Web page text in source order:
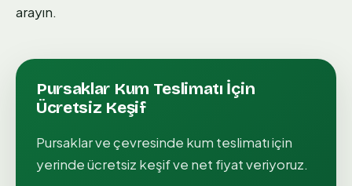
arayın.
Pursaklar Kum Teslimatı İçin
Ücretsiz Keşif
Pursaklarve çevresinde kum teslimatıiçin
yerinde ücretsiz keşif ve net fiyat veriyoruz.